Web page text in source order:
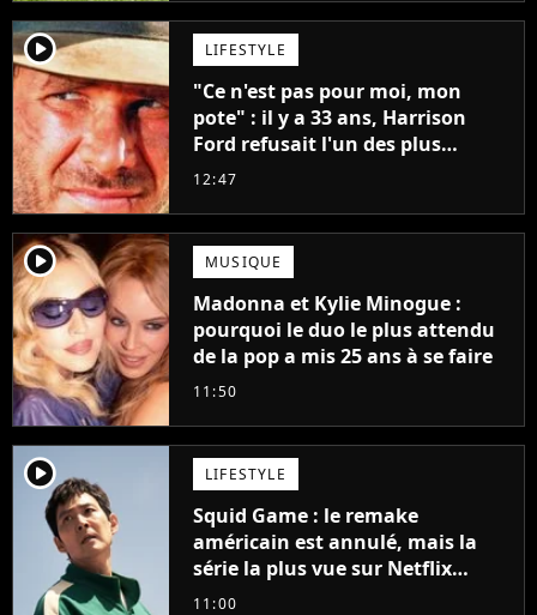
player2 LIFESTYLE
"Ce n'est pas pour moi, mon
pote" : il y a 33 ans, Harrison
Ford refusait l'un des plus
grands succès de tous les temps
12:47
player2 MUSIQUE
Madonna et Kylie Minogue :
pourquoi le duo le plus attendu
de la pop a mis 25 ans à se faire
11:50
player2 LIFESTYLE
Squid Game : le remake
américain est annulé, mais la
série la plus vue sur Netflix
pourrait avoir une version
11:00